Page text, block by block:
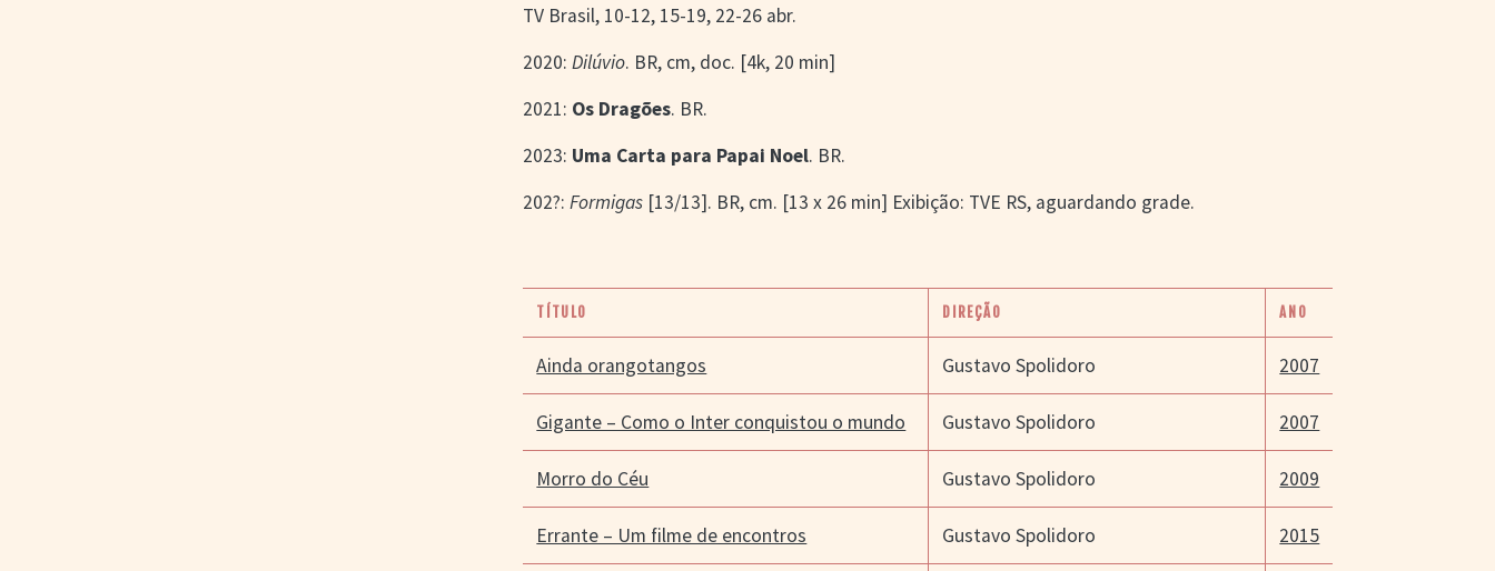
TV Brasil, 10-12, 15-19, 22-26 abr.
2020:Dilúvio. BR, cm, doc. [4k, 20 min]
2021: Os Dragões. BR.
2023: Uma Carta para Papai Noel. BR.
202?:Formigas [13/13]. BR, cm. [13 x 26 min] Exibição: TVE RS, aguardando grade.
TÍTULO DIREÇÃO ANO
Ainda orangotangos Gustavo Spolidoro 2007
Gigante – Como o Inter conquistou o mundo Gustavo Spolidoro 2007
Morro do Céu Gustavo Spolidoro 2009
Errante – Um filme de encontros Gustavo Spolidoro 2015